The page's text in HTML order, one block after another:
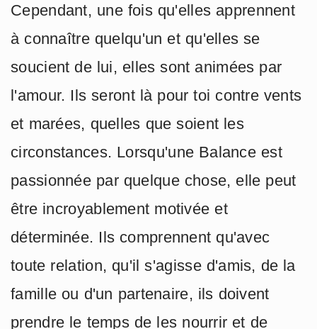
Cependant, une fois qu'elles apprennent
à connaître quelqu'un et qu'elles se
soucient de lui, elles sont animées par
l'amour. Ils seront là pour toi contre vents
et marées, quelles que soient les
circonstances. Lorsqu'une Balance est
passionnée par quelque chose, elle peut
être incroyablement motivée et
déterminée. Ils comprennent qu'avec
toute relation, qu'il s'agisse d'amis, de la
famille ou d'un partenaire, ils doivent
prendre le temps de les nourrir et de